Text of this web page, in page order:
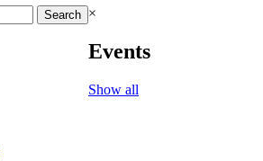
×
Events
Show all